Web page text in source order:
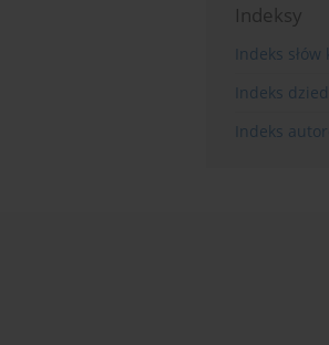
Indeksy
Indeks
Indeks
Indeks